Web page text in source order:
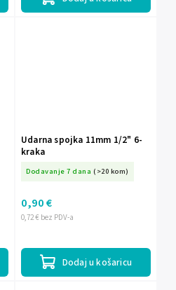
Udarna spojka 11mm 1/2" 6-
kraka
Dodavanje 7 dana (>20 kom)
0,72 € bez PDV-a
0,90 €
Dodaj u košaricu